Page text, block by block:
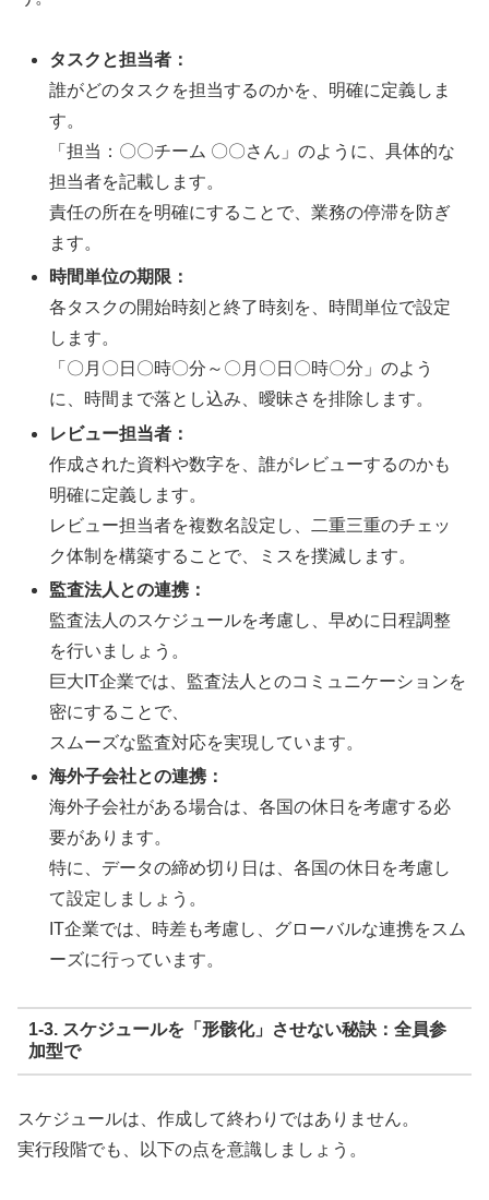
タスクと担当者：
誰がどのタスクを担当するのかを、明確に定義しま
す。
「担当：〇〇チーム 〇〇さん」のように、具体的な
担当者を記載します。
責任の所在を明確にすることで、業務の停滞を防ぎ
ます。
時間単位の期限：
各タスクの開始時刻と終了時刻を、時間単位で設定
します。
「〇月〇日〇時〇分～〇月〇日〇時〇分」のよう
に、時間まで落とし込み、曖昧さを排除します。
レビュー担当者：
作成された資料や数字を、誰がレビューするのかも
明確に定義します。
レビュー担当者を複数名設定し、二重三重のチェッ
ク体制を構築することで、ミスを撲滅します。
監査法人との連携：
監査法人のスケジュールを考慮し、早めに日程調整
を行いましょう。
巨大IT企業では、監査法人とのコミュニケーションを
密にすることで、
スムーズな監査対応を実現しています。
海外子会社との連携：
海外子会社がある場合は、各国の休日を考慮する必
要があります。
特に、データの締め切り日は、各国の休日を考慮し
て設定しましょう。
IT企業では、時差も考慮し、グローバルな連携をスム
ーズに行っています。
1-3. スケジュールを「形骸化」させない秘訣：全員参
加型で
スケジュールは、作成して終わりではありません。
実行段階でも、以下の点を意識しましょう。